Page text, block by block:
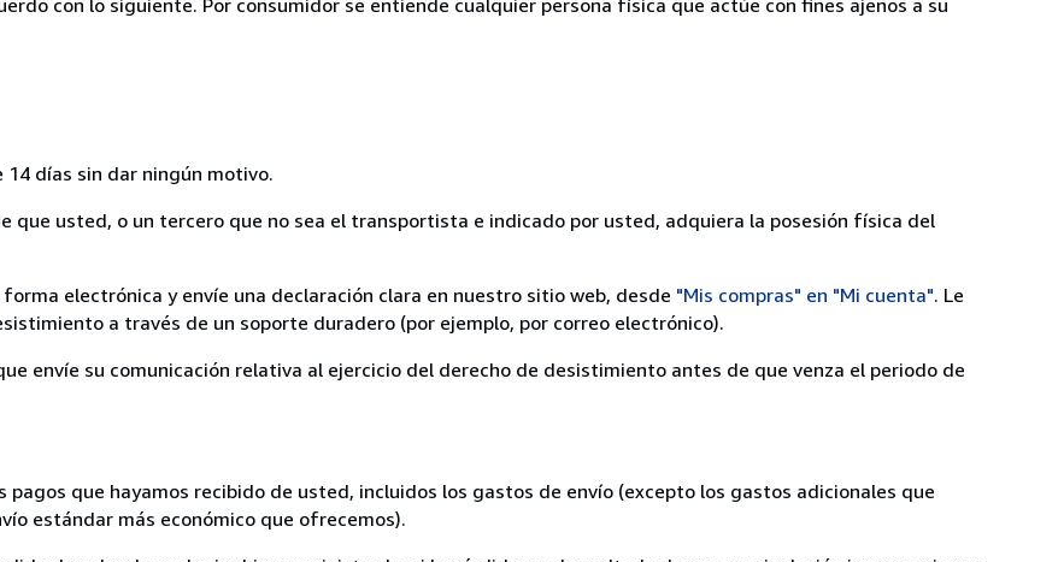
días sin dar ningún motivo.
que usted, o un tercero que no sea el transportista e indicado por usted, adquiera la posesión física del
electrónica y envíe una declaración clara en nuestro sitio web, desde "Mis compras" en "Mi cuenta". Le
a través de un soporte duradero (por ejemplo, por correo electrónico).
envíe su comunicación relativa al ejercicio del derecho de desistimiento antes de que venza el periodo de
que hayamos recibido de usted, incluidos los gastos de envío (excepto los gastos adicionales que
estándar más económico que ofrecemos).